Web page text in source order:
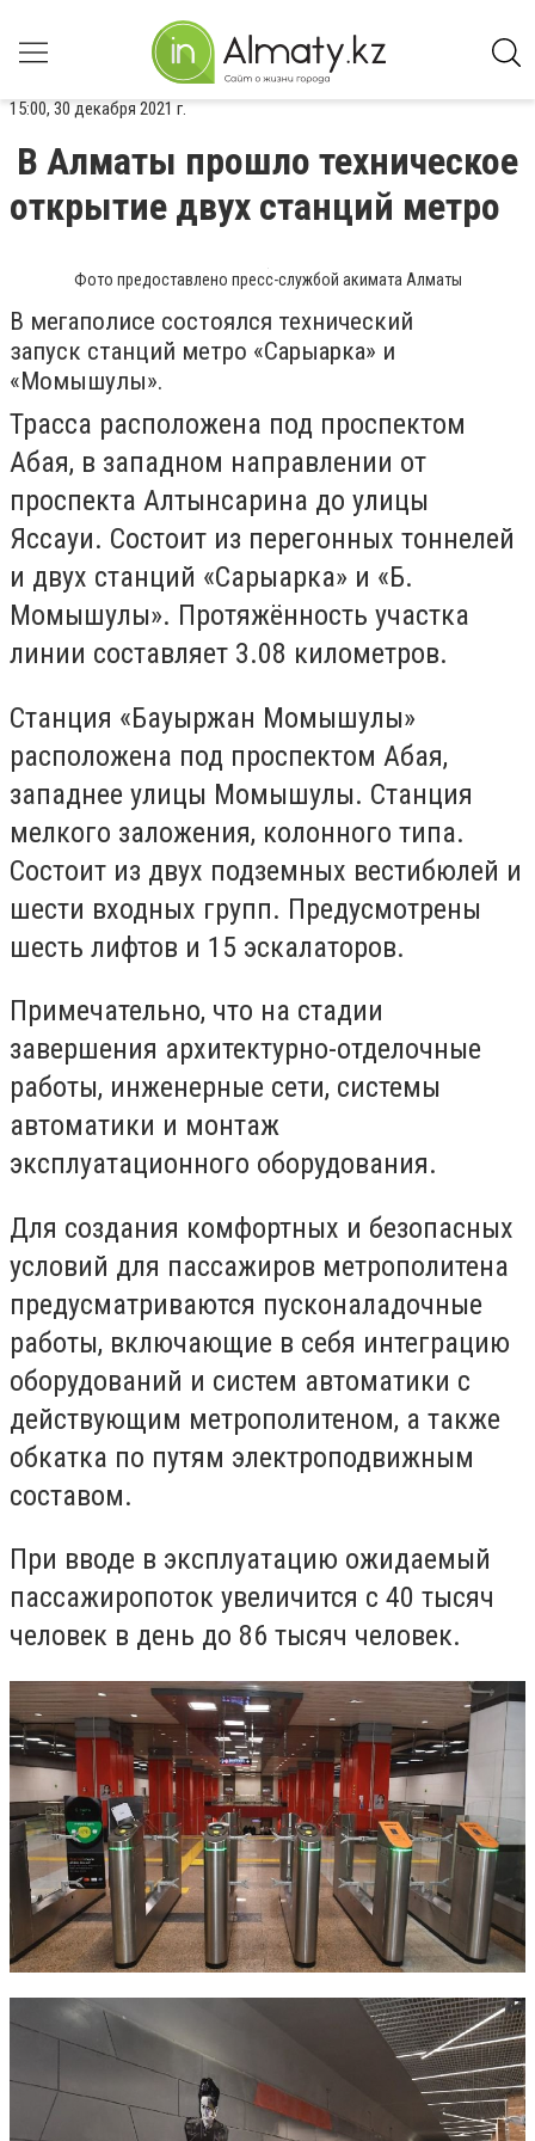
15:00, 30 декабря 2021 г.
В Алматы прошло техническое
открытие двух станций метро
Фото предоставлено пресс-службой акимата Алматы
В мегаполисе состоялся технический
запуск станций метро «Сарыарка» и
«Момышулы».
Трасса расположена под проспектом
Абая, в западном направлении от
проспекта Алтынсарина до улицы
Яссауи. Состоит из перегонных тоннелей
и двух станций «Сарыарка» и «Б.
Момышулы». Протяжённость участка
линии составляет 3.08 километров.
Станция «Бауыржан Момышулы»
расположена под проспектом Абая,
западнее улицы Момышулы. Станция
мелкого заложения, колонного типа.
Состоит из двух подземных вестибюлей и
шести входных групп. Предусмотрены
шесть лифтов и 15 эскалаторов.
Примечательно, что на стадии
завершения архитектурно-отделочные
работы, инженерные сети, системы
автоматики и монтаж
эксплуатационного оборудования.
Для создания комфортных и безопасных
условий для пассажиров метрополитена
предусматриваются пусконаладочные
работы, включающие в себя интеграцию
оборудований и систем автоматики с
действующим метрополитеном, а также
обкатка по путям электроподвижным
составом.
При вводе в эксплуатацию ожидаемый
пассажиропоток увеличится с 40 тысяч
человек в день до 86 тысяч человек.